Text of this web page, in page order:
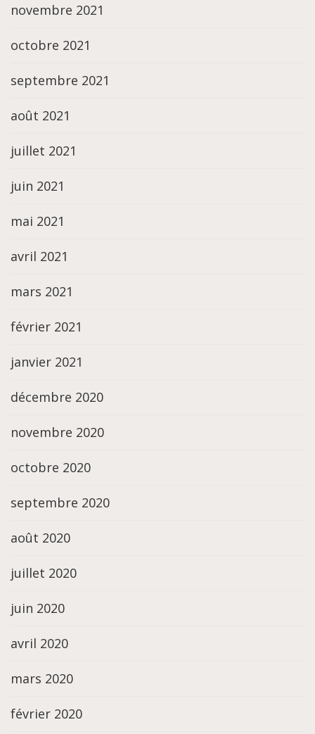
novembre 2021
octobre 2021
septembre 2021
août 2021
juillet 2021
juin 2021
mai 2021
avril 2021
mars 2021
février 2021
janvier 2021
décembre 2020
novembre 2020
octobre 2020
septembre 2020
août 2020
juillet 2020
juin 2020
avril 2020
mars 2020
février 2020